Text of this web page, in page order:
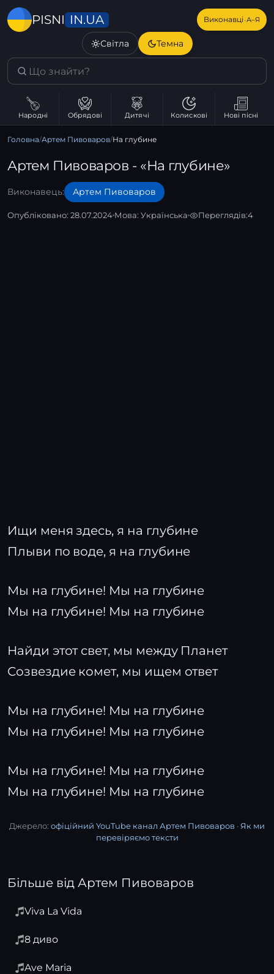
PISNI IN.UA Виконавці·А–Я
Світла Темна
Народні Обрядові Дитячі Колискові Нові пісні
Головна/Артем Пивоваров/На глубине
Артем Пивоваров - «На глубине»
Виконавець: Артем Пивоваров
Опубліковано: 28.07.2024 Мова: Українська Переглядів:4
Ищи меня здесь, я на глубине
Плыви по воде, я на глубине
Мы на глубине! Мы на глубине
Мы на глубине! Мы на глубине
Найди этот свет, мы между Планет
Созвездие комет, мы ищем ответ
Мы на глубине! Мы на глубине
Мы на глубине! Мы на глубине
Мы на глубине! Мы на глубине
Мы на глубине! Мы на глубине
Джерело: офіційний YouTube канал Артем Пивоваров · Як ми
перевіряємо тексти
Більше від Артем Пивоваров
Viva La Vida
8 диво
Ave Maria